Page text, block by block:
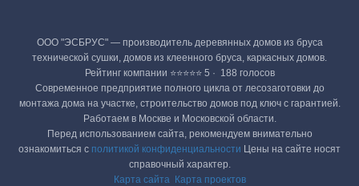
ООО "ЭСБРУС" — производитель деревянных домов из бруса
технической сушки, домов из клеенного бруса, каркасных домов.
Рейтинг компании ⭐⭐⭐⭐⭐ 5 · ‎ 188 голосов
Современное предприятие полного цикла от лесозаготовки до
монтажа дома на участке, строительство домов под ключ с гарантией.
Работаем в Москве и Московской области.
Перед использованием сайта, рекомендуем внимательно
ознакомиться с политикой конфиденциальности Цены на сайте носят
справочный характер.
Карта сайта
Карта проектов